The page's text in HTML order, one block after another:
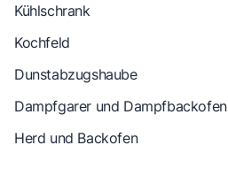
Kühlschrank
Kochfeld
Dunstabzugshaube
Dampfgarer und Dampfbackofen
Herd und Backofen